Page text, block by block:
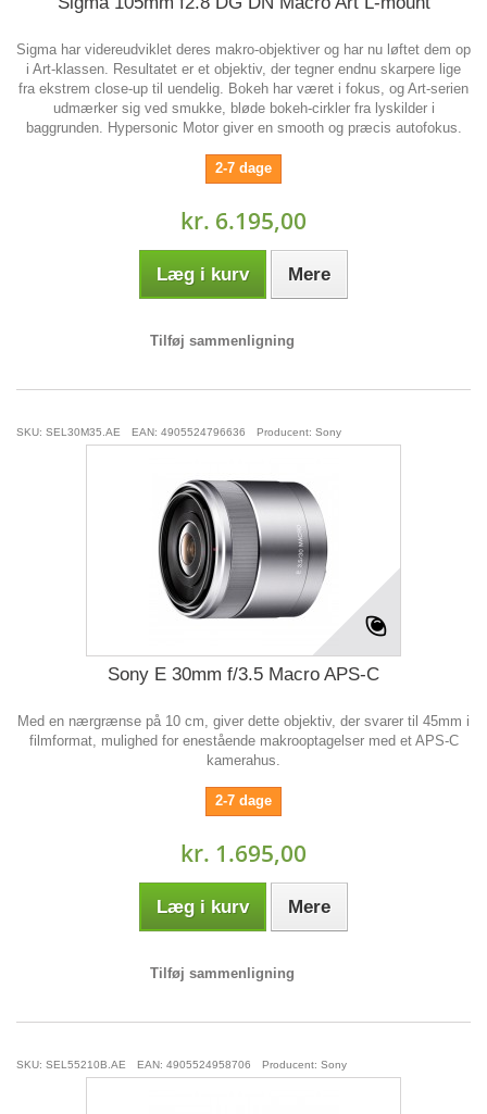
Sigma har videreudviklet deres makro-objektiver og har nu løftet dem op
i Art-klassen. Resultatet er et objektiv, der tegner endnu skarpere lige
fra ekstrem close-up til uendelig. Bokeh har været i fokus, og Art-serien
udmærker sig ved smukke, bløde bokeh-cirkler fra lyskilder i
baggrunden. Hypersonic Motor giver en smooth og præcis autofokus.
2-7 dage
kr. 6.195,00
Læg i kurv Mere
Tilføj sammenligning
SKU: SEL30M35.AE EAN: 4905524796636 Producent: Sony
Sony E 30mm f/3.5 Macro APS-C
Med en nærgrænse på 10 cm, giver dette objektiv, der svarer til 45mm i
filmformat, mulighed for enestående makrooptagelser med et APS-C
kamerahus.
2-7 dage
kr. 1.695,00
Læg i kurv Mere
Tilføj sammenligning
SKU: SEL55210B.AE EAN: 4905524958706 Producent: Sony